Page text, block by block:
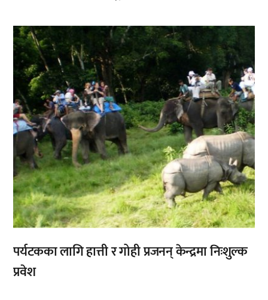
, ,
पर्यटकका लागि हात्ती र गोही प्रजनन् केन्द्रमा निःशुल्क
प्रवेश